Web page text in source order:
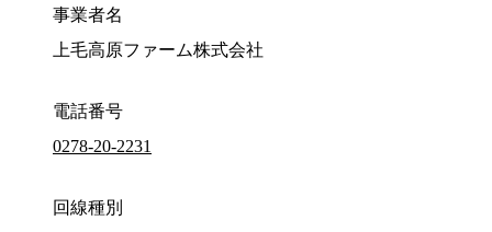
事業者名
上毛高原ファーム株式会社
電話番号
0278-20-2231
回線種別